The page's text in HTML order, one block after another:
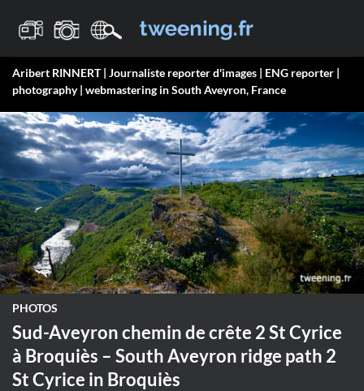
Aribert RINNERT | Journaliste reporter d'images | ENG reporter |
photography | webmastering in South Aveyron, France
PHOTOS
Sud-Aveyron chemin de crête 2 St Cyrice
à Broquiès – South Aveyron ridge path 2
St Cyrice in Broquiès